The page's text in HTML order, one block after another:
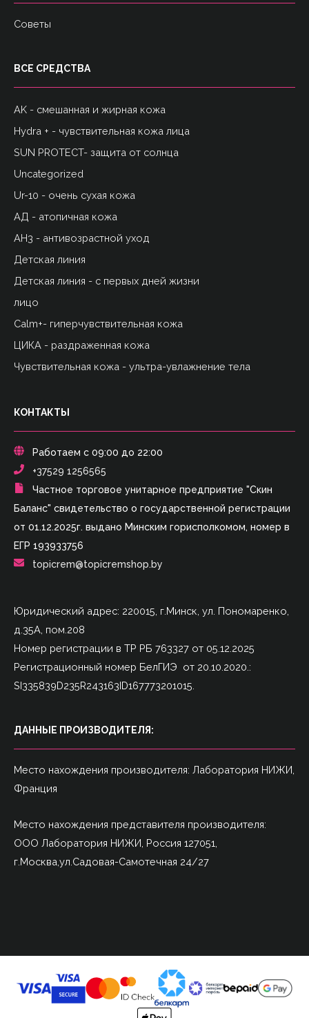
Советы
ВСЕ СРЕДСТВА
AK - смешанная и жирная кожа
Hydra + - чувствительная кожа лица
SUN PROTECT- защита от солнца
Uncategorized
Ur-10 - очень сухая кожа
АД - атопичная кожа
АН3 - антивозрастной уход
Детская линия
Детская линия - с первых дней жизни
лицо
Сalm+- гиперчувствительная кожа
ЦИКА - раздраженная кожа
Чувствительная кожа - ультра-увлажнение тела
КОНТАКТЫ
Работаем с 09:00 до 22:00
+37529 1256565
Частное торговое унитарное предприятие "Скин
Баланс" свидетельство о государственной регистрации
от 01.12.2025г. выдано Минским горисполкомом, номер в
ЕГР 193933756
topicrem@topicremshop.by
Юридический адрес: 220015, г.Минск, ул. Пономаренко,
д.35А, пом.208
Номер регистрации в ТР РБ 763327 от 05.12.2025
Регистрационный номер БелГИЭ от 20.10.2020.:
SI335839D235R243163ID167773201015.
ДАННЫЕ ПРОИЗВОДИТЕЛЯ:
Место нахождения производителя: Лаборатория НИЖИ,
Франция
Место нахождения представителя производителя:
ООО Лаборатория НИЖИ, Россия 127051,
г.Москва,ул.Садовая-Самотечная 24/27